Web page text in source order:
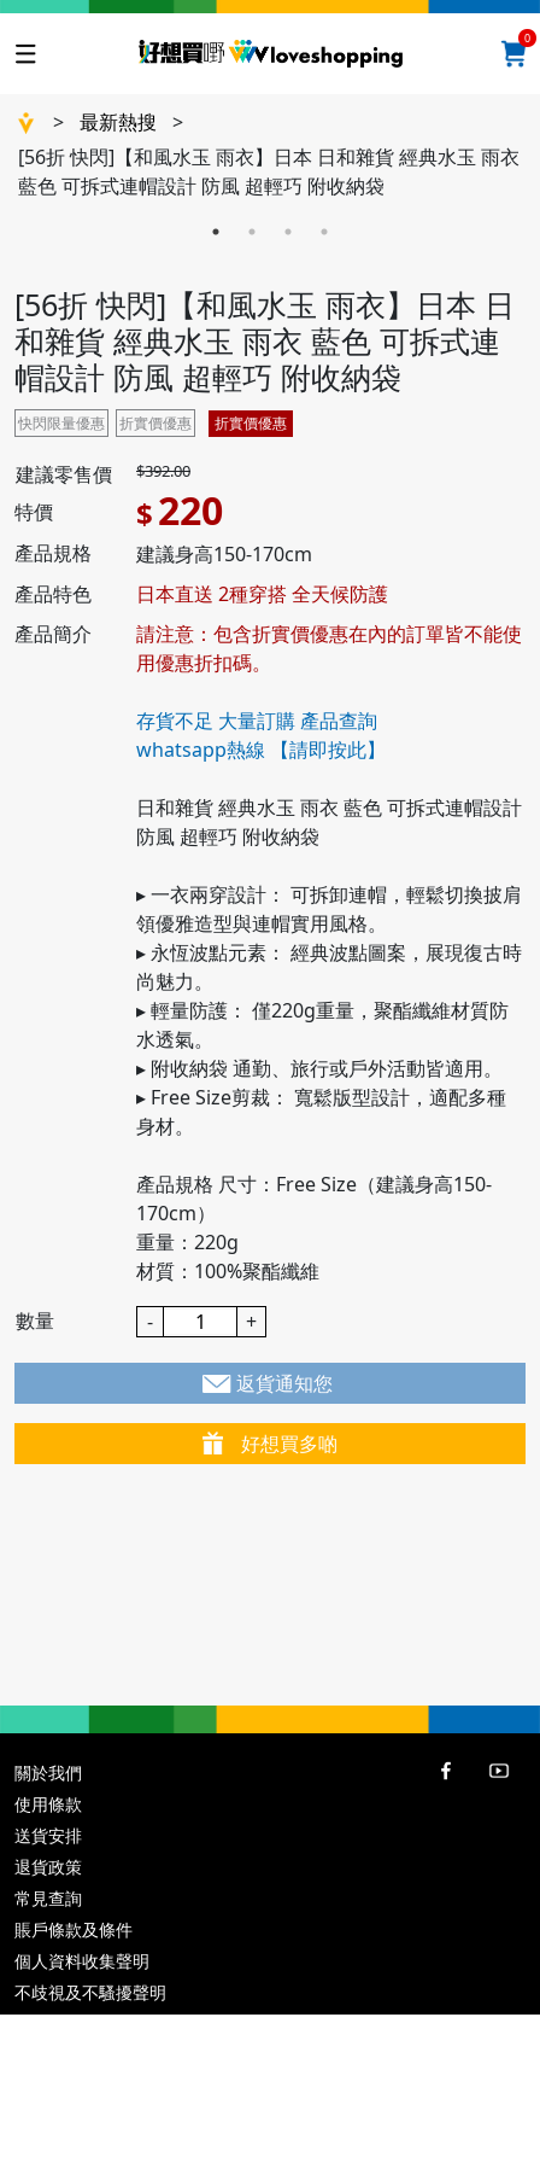
0
> 最新熱搜
>
[56折 快閃]【和風水玉 雨衣】日本 日和雜貨 經典水玉 雨衣
藍色 可拆式連帽設計 防風 超輕巧 附收納袋
[56折 快閃]【和風水玉 雨衣】日本 日
和雜貨 經典水玉 雨衣 藍色 可拆式連
帽設計 防風 超輕巧 附收納袋
快閃限量優惠 折實價優惠 折實價優惠
建議零售價 $392.00
特價 $220
產品規格
建議身高150-170cm
產品特色
日本直送 2種穿搭 全天候防護
產品簡介
請注意：包含折實價優惠在內的訂單皆不能使
用優惠折扣碼。
存貨不足 大量訂購 產品查詢
whatsapp熱線
【請即按此】
日和雜貨 經典水玉 雨衣 藍色 可拆式連帽設計
防風 超輕巧 附收納袋
▸ 一衣兩穿設計： 可拆卸連帽，輕鬆切換披肩
領優雅造型與連帽實用風格。
▸ 永恆波點元素： 經典波點圖案，展現復古時
尚魅力。
▸ 輕量防護： 僅220g重量，聚酯纖維材質防
水透氣。
▸ 附收納袋 通勤、旅行或戶外活動皆適用。
▸ Free Size剪裁： 寬鬆版型設計，適配多種
身材。
產品規格 尺寸：Free Size（建議身高150-
170cm）
重量：220g
材質：100%聚酯纖維
數量
- +
返貨通知您
好想買多啲
關於我們
使用條款
送貨安排
退貨政策
常見查詢
賬戶條款及條件
個人資料收集聲明
不歧視及不騷擾聲明